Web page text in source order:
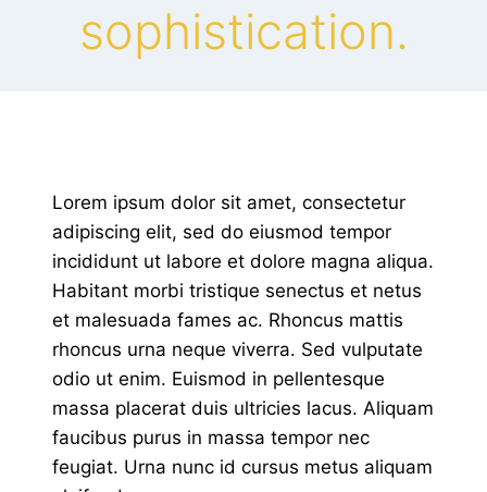
sophistication.
Lorem ipsum dolor sit amet, consectetur
adipiscing elit, sed do eiusmod tempor
incididunt ut labore et dolore magna aliqua.
Habitant morbi tristique senectus et netus
et malesuada fames ac. Rhoncus mattis
rhoncus urna neque viverra. Sed vulputate
odio ut enim. Euismod in pellentesque
massa placerat duis ultricies lacus. Aliquam
faucibus purus in massa tempor nec
feugiat. Urna nunc id cursus metus aliquam